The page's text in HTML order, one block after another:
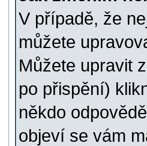
V případě, že
můžete
Můžete upravit
po přispění)
někdo
objeví se vám